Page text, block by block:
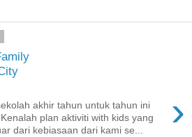
›
akhir tahun untuk tahun ini
plan aktiviti with kids yang
dari kebiasaan dari kami se...